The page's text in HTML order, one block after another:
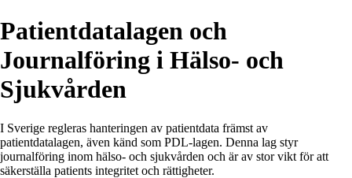
Patientdatalagen och
Journalföring i Hälso- och
Sjukvården
I Sverige regleras hanteringen av patientdata främst av
patientdatalagen, även känd som PDL-lagen. Denna lag styr
journalföring inom hälso- och sjukvården och är av stor vikt för att
säkerställa patients integritet och rättigheter.